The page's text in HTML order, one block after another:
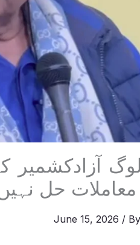
آزادکشمیر
حل
June 15, 2026 / By